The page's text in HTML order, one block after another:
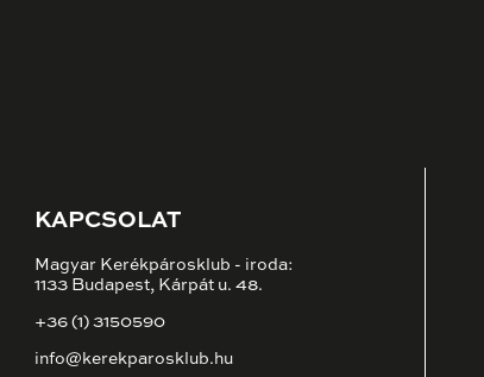
KAPCSOLAT
Magyar Kerékpárosklub - iroda:
1133 Budapest, Kárpát u. 48.
+36 (1) 3150590
info@kerekparosklub.hu